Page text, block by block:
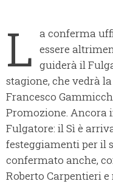
L a conferma
essere
guiderà il
stagione, che vedrà
Francesco
Promozione. Ancora
Fulgatore: il Sì è
festeggiamenti per il
confermato anche,
Roberto Carpentieri